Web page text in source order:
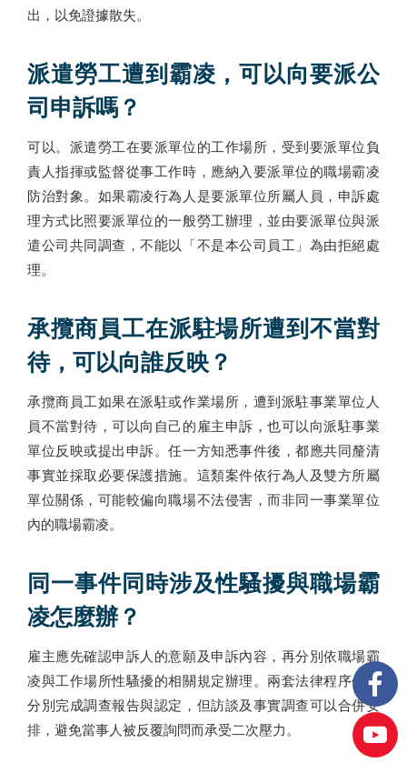
出，以免證據散失。
派遣勞工遭到霸凌，可以向要派公
司申訴嗎？
可以。派遣勞工在要派單位的工作場所，受到要派單位負
責人指揮或監督從事工作時，應納入要派單位的職場霸凌
防治對象。如果霸凌行為人是要派單位所屬人員，申訴處
理方式比照要派單位的一般勞工辦理，並由要派單位與派
遣公司共同調查，不能以「不是本公司員工」為由拒絕處
理。
承攬商員工在派駐場所遭到不當對
待，可以向誰反映？
承攬商員工如果在派駐或作業場所，遭到派駐事業單位人
員不當對待，可以向自己的雇主申訴，也可以向派駐事業
單位反映或提出申訴。任一方知悉事件後，都應共同釐清
事實並採取必要保護措施。這類案件依行為人及雙方所屬
單位關係，可能較偏向職場不法侵害，而非同一事業單位
內的職場霸凌。
同一事件同時涉及性騷擾與職場霸
凌怎麼辦？
雇主應先確認申訴人的意願及申訴內容，再分別依職場霸
凌與工作場所性騷擾的相關規定辦理。兩套法律程序仍須
分別完成調查報告與認定，但訪談及事實調查可以合併安
排，避免當事人被反覆詢問而承受二次壓力。